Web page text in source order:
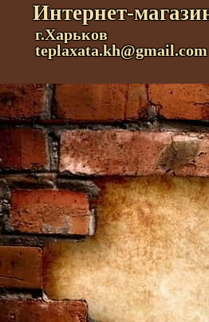
Интернет-
г.Харьков
teplaxata.kh@gmail.com